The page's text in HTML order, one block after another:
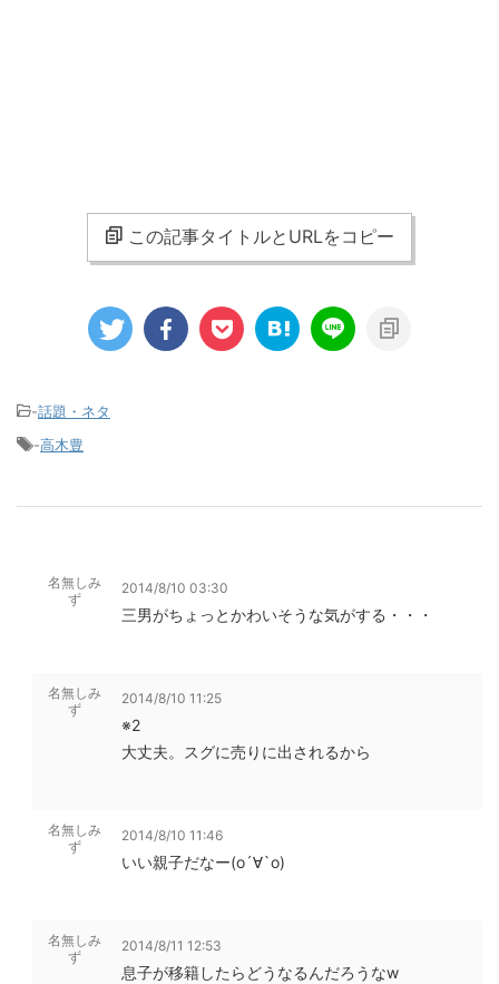
この記事タイトルとURLをコピー
-話題・ネタ
-高木豊
名無しみ
ず
2014/8/10 03:30
三男がちょっとかわいそうな気がする・・・
名無しみ
ず
2014/8/10 11:25
※2
大丈夫。スグに売りに出されるから
名無しみ
ず
2014/8/10 11:46
いい親子だなー(о´∀`о)
名無しみ
ず
2014/8/11 12:53
息子が移籍したらどうなるんだろうなw